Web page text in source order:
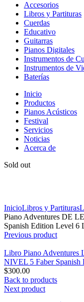
Accesorios
Libros y Partituras
Cuerdas
Educativo
Guitarras
Pianos Digitales
Instrumentos de
Instrumentos de
Baterías
Inicio
Productos
Pianos Acústicos
Festival
Servicios
Noticias
Acerca de
Sold out
InicioLibros y Partituras
Piano Adventures DE
Spanish Edition Level 6
Previous product
Libro Piano
NIVEL 5 Faber
$300.00
Back to products
Next product